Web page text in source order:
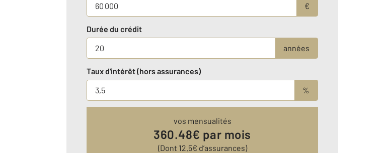
€
Durée du crédit
années
Taux d'intérêt (hors assurances)
%
vos mensualités
360.48€ par mois
(Dont 12.5€ d’assurances)